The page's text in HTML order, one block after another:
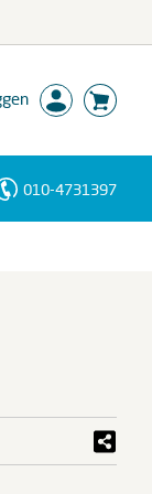
010-4731397